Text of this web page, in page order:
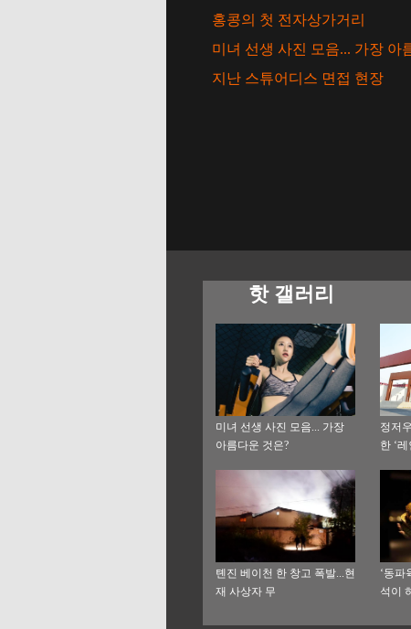
홍콩의 첫 전자상가거리
미녀 선생 사진 모음... 가장 아
지난 스튜어디스 면접 현장
핫 갤러리
미녀 선생 사진 모음... 가장
아름다운 것은?
정저
한 ‘
톈진 베이천 한 창고 폭발...현
재 사상자 무
‘동파
석이